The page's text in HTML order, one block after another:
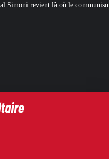
l’avait emprisonné